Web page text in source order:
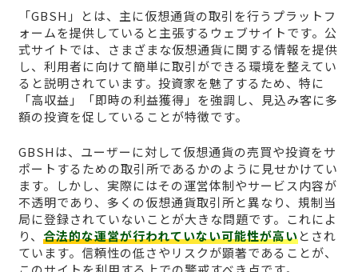
「GBSH」とは、主に仮想通貨の取引を行うプラットフ
ォームを提供していると主張するウェブサイトです。公
式サイトでは、さまざまな仮想通貨に関する情報を提供
し、利用者に向けて簡単に取引ができる環境を整えてい
ると説明されています。投資家を魅了するため、特に
「高収益」「即時の利益獲得」を強調し、見込み客に多
額の投資を促していることが特徴です。
GBSHは、ユーザーに対して仮想通貨の売買や投資をサ
ポートするための取引所であるかのように見せかけてい
ます。しかし、実際にはその運営体制やサービス内容が
不透明であり、多くの仮想通貨取引所と異なり、規制当
局に登録されていないことが大きな問題です。これによ
り、 合法的な運営が行われていない可能性が高いとされ
ています。信頼性の低さやリスクが顕著であることが、